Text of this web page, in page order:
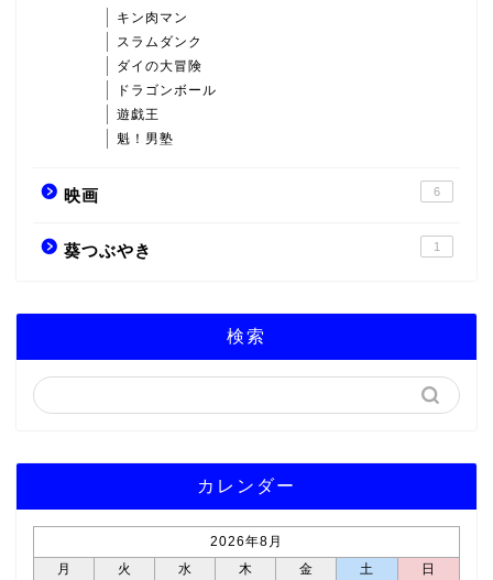
キン肉マン
スラムダンク
ダイの大冒険
ドラゴンボール
遊戯王
魁！男塾
映画 6
葵つぶやき 1
検索
カレンダー
2026年8月
月
火 水 木 金 土
日